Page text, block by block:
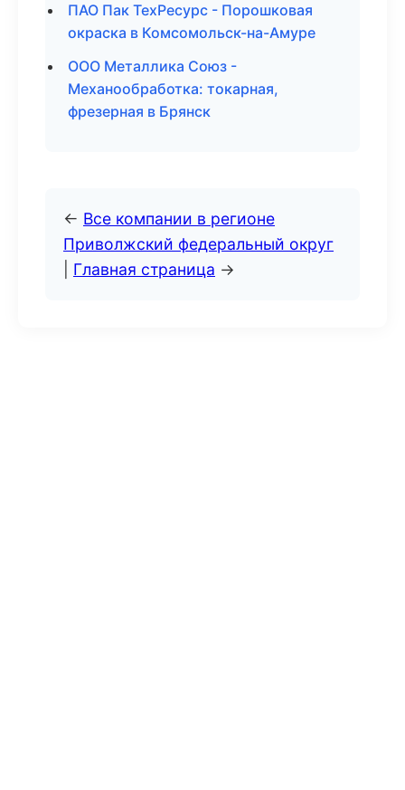
ПАО Пак ТехРесурс - Порошковая
окраска в Комсомольск-на-Амуре
ООО Металлика Союз -
Механообработка: токарная,
фрезерная в Брянск
← Все компании в регионе
Приволжский федеральный округ
Главная страница →